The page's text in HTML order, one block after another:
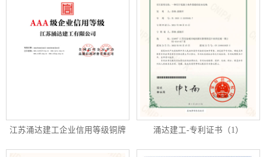
江苏涌达建工企业信用等级铜牌 涌达建工-专利证书（1）